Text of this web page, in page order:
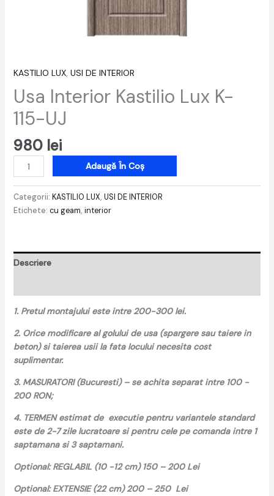
KASTILIO LUX, USI DE INTERIOR
Usa Interior Kastilio Lux K-
115-UJ
980 lei
Adaugă În Coș
Categorii: KASTILIO LUX, USI DE INTERIOR
Etichete: cu geam, interior
Descriere
1. Pretul montajului este intre 200-300 lei.
2. Orice modificare al golului de usa (spargere sau taiere in
beton) si taierea usii la fata locului necesita cost
suplimentar.
3. MASURATORI (Bucuresti) – se achita separat intre 100 -
200 RON;
4. TERMEN estimat de executie pentru variantele standard
este de 2-7 zile lucratoare si pentru cele pe comanda intre 1
saptamana si 3 saptamani.
Optional: REGLABIL (10 -12 cm) 150 – 200 Lei
Optional: EXTENSIE (22 cm) 200 – 250 Lei